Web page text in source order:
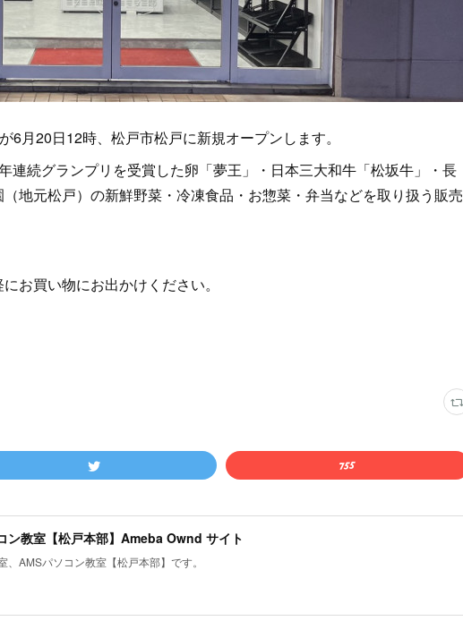
月20日12時、松戸市松戸に新規オープンします。
連続グランプリを受賞した卵「夢王」・日本三大和牛「松坂牛」・長
地元松戸）の新鮮野菜・冷凍食品・お惣菜・弁当などを取り扱う販売
お買い物にお出かけください。
教室【松戸本部】Ameba Ownd サイト
AMSパソコン教室【松戸本部】です。